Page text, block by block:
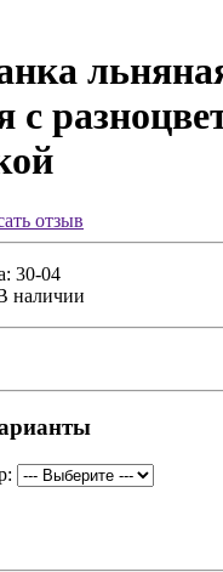
с
отзыв
30-04
наличии